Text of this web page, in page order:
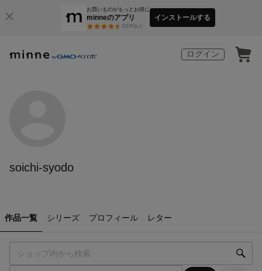
お買いものがもっとお得に
minneのアプリ
3万件以上
インストールする
ログイン
soichi-syodo
作品一覧 シリーズ プロフィール レター